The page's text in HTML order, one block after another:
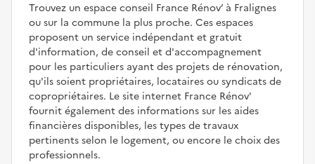
Trouvez un espace conseil France Rénov’ à Fralignes
ou sur la commune la plus proche. Ces espaces
proposent un service indépendant et gratuit
d'information, de conseil et d'accompagnement
pour les particuliers ayant des projets de rénovation,
qu'ils soient propriétaires, locataires ou syndicats de
copropriétaires. Le site internet France Rénov'
fournit également des informations sur les aides
financières disponibles, les types de travaux
pertinents selon le logement, ou encore le choix des
professionnels.